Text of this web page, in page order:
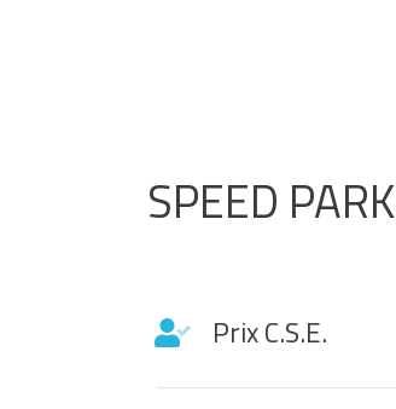
SPEED PARK
Prix C.S.E.